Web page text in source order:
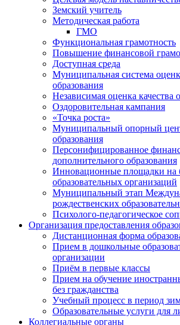
Земский учитель
Методическая работа
ГМО
Функциональная грамотность
Повышение финансовой
Доступная среда
Муниципальная система
образования
Независимая оценка качества
Оздоровительная кампания
«Точка роста»
Муниципальный опорный
образования
Персонифицированное
дополнительного образования
Инновационные площадки на
образовательных организаций
Муниципальный этап
рождественских
Психолого-педагогическое
Организация предоставления
Дистанционная форма
Прием в дошкольные
организации
Приём в первые классы
Прием на обучение
без гражданства
Учебный процесс в период
Образовательные услуги для
Коллегиальные органы